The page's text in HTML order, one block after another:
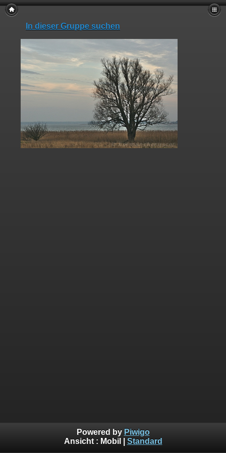
In dieser Gruppe suchen
Powered by Piwigo
Ansicht : Mobil Standard